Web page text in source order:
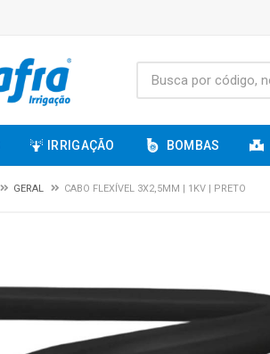
IRRIGAÇÃO BOMBAS
GERAL CABO FLEXÍVEL 3X2,5MM | 1KV | PRETO